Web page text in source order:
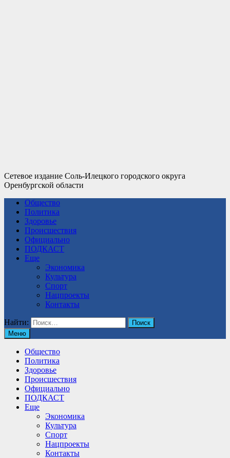
Сетевое издание Соль-Илецкого городского округа
Оренбургской области
Общество
Политика
Здоровье
Происшествия
Официально
ПОДКАСТ
Еще
Экономика
Культура
Спорт
Нацпроекты
Контакты
Найти:
Меню
Общество
Политика
Здоровье
Происшествия
Официально
ПОДКАСТ
Еще
Экономика
Культура
Спорт
Нацпроекты
Контакты